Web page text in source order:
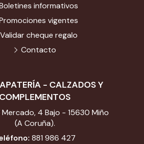
- CALZADOS Y
COMPLEMENTOS
Mercado, 4 Bajo - 15630 Miño
(A Coruña).
881 986 427
informativos
vigentes
Validar cheque regalo
Contacto